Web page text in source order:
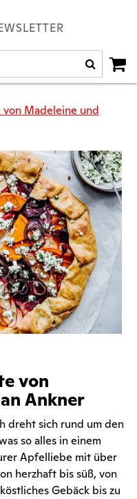
Madeleine und
von
Ankner
dreht sich rund um den
so alles in einem
Apfelliebe mit über
herzhaft bis süß, von
Gebäck bis zu